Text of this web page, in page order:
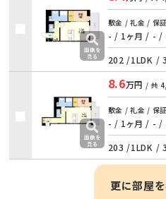
敷金 / 礼金 / 保
- / 1ヶ月 / - /
202 /1LDK /
8.6万円 / 共
敷金 / 礼金 / 保
- / 1ヶ月 / - /
203 /1LDK /
更に部屋